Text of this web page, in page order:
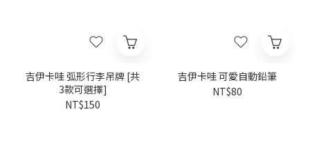
吉伊卡哇 弧形行李吊牌 [共
3款可選擇]
NT$150
吉伊卡哇 可愛自動鉛筆
NT$80